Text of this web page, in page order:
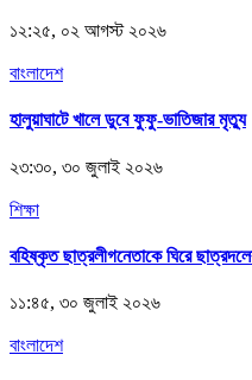
১২:২৫, ০২ আগস্ট ২০২৬
বাংলাদেশ
হালুয়াঘাটে খালে ডুবে ফুফু-ভাতিজার মৃত্যু
২৩:৩০, ৩০ জুলাই ২০২৬
শিক্ষা
বহিষ্কৃত ছাত্রলীগনেতাকে ঘিরে
১১:৪৫, ৩০ জুলাই ২০২৬
বাংলাদেশ